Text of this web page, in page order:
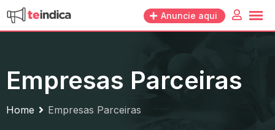
Skip
Anuncie aqui
Empresas Parceiras
Home Empresas Parceiras